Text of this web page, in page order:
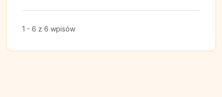
1 - 6 z 6 wpisów